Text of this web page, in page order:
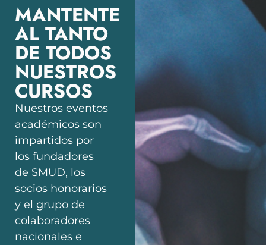
MANTENTE
AL TANTO
DE TODOS
NUESTROS
CURSOS
Nuestros eventos
académicos son
impartidos por
los fundadores
de SMUD, los
socios honorarios
y el grupo de
colaboradores
nacionales e